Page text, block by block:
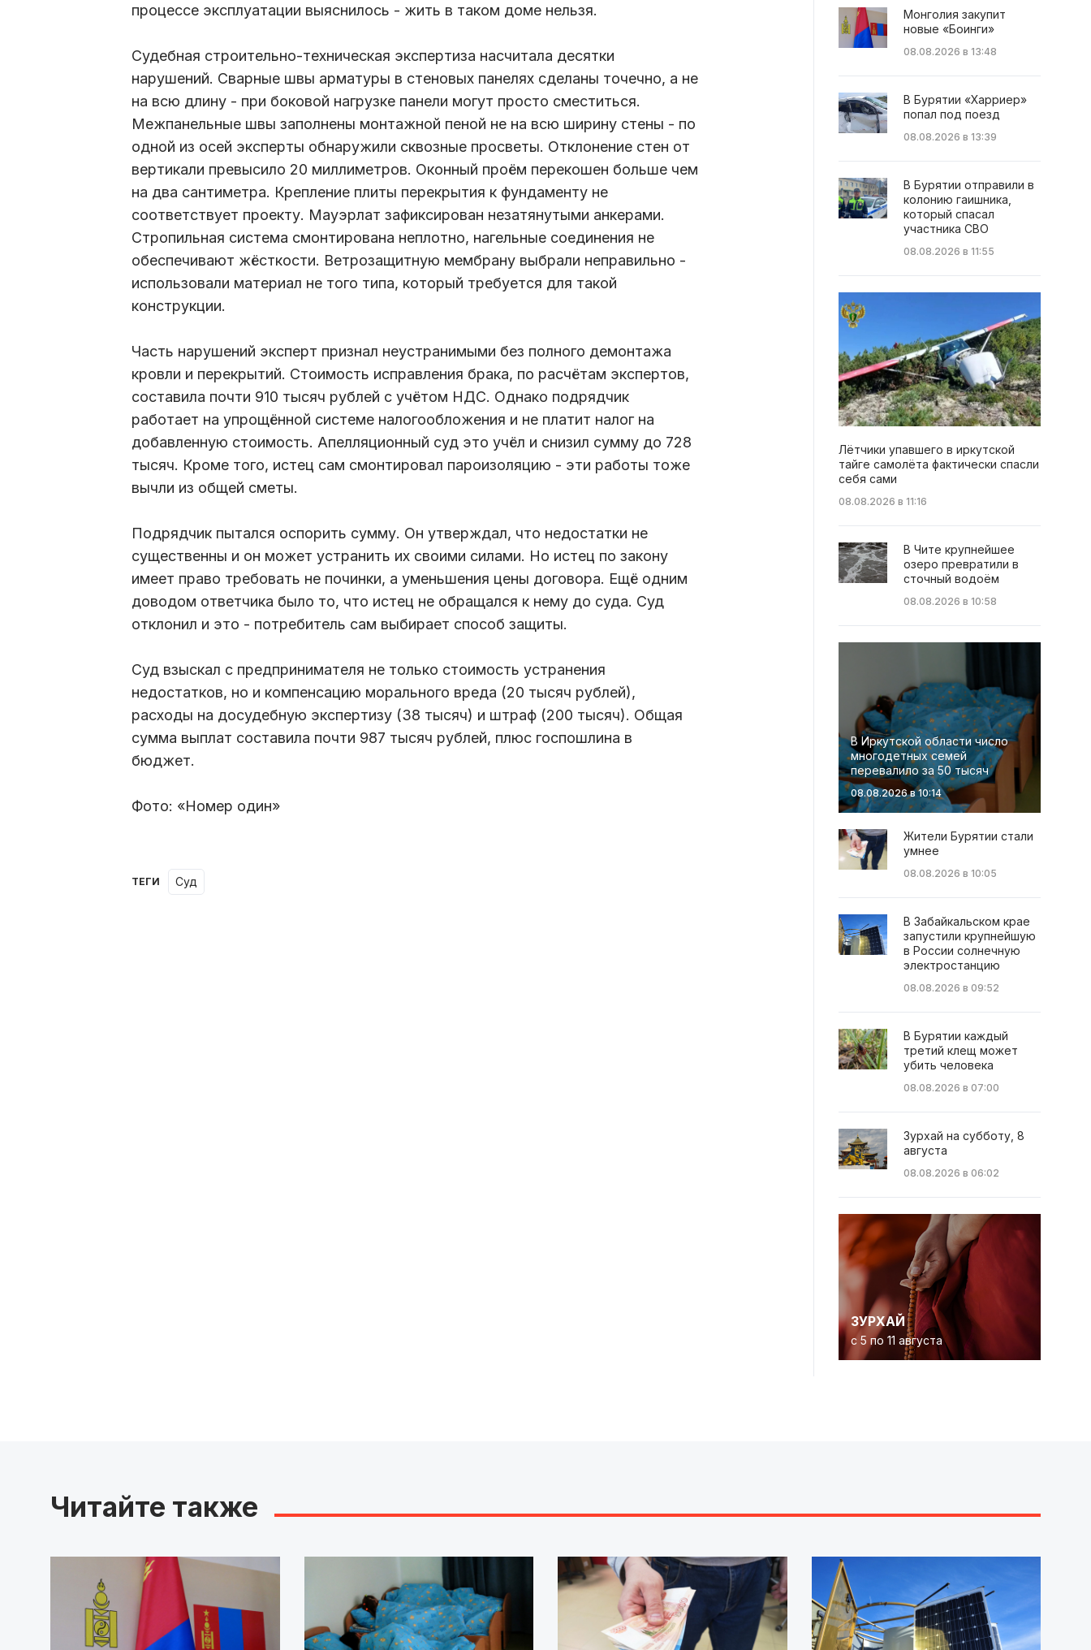
процессе эксплуатации выяснилось - жить в таком доме нельзя.
Судебная строительно-техническая экспертиза насчитала десятки
нарушений. Сварные швы арматуры в стеновых панелях сделаны точечно, а не
на всю длину - при боковой нагрузке панели могут просто сместиться.
Межпанельные швы заполнены монтажной пеной не на всю ширину стены - по
одной из осей эксперты обнаружили сквозные просветы. Отклонение стен от
вертикали превысило 20 миллиметров. Оконный проём перекошен больше чем
на два сантиметра. Крепление плиты перекрытия к фундаменту не
соответствует проекту. Мауэрлат зафиксирован незатянутыми анкерами.
Стропильная система смонтирована неплотно, нагельные соединения не
обеспечивают жёсткости. Ветрозащитную мембрану выбрали неправильно -
использовали материал не того типа, который требуется для такой
конструкции.
Часть нарушений эксперт признал неустранимыми без полного демонтажа
кровли и перекрытий. Стоимость исправления брака, по расчётам экспертов,
составила почти 910 тысяч рублей с учётом НДС. Однако подрядчик
работает на упрощённой системе налогообложения и не платит налог на
добавленную стоимость. Апелляционный суд это учёл и снизил сумму до 728
тысяч. Кроме того, истец сам смонтировал пароизоляцию - эти работы тоже
вычли из общей сметы.
Подрядчик пытался оспорить сумму. Он утверждал, что недостатки не
существенны и он может устранить их своими силами. Но истец по закону
имеет право требовать не починки, а уменьшения цены договора. Ещё одним
доводом ответчика было то, что истец не обращался к нему до суда. Суд
отклонил и это - потребитель сам выбирает способ защиты.
Суд взыскал с предпринимателя не только стоимость устранения
недостатков, но и компенсацию морального вреда (20 тысяч рублей),
расходы на досудебную экспертизу (38 тысяч) и штраф (200 тысяч). Общая
сумма выплат составила почти 987 тысяч рублей, плюс госпошлина в
бюджет.
Фото: «Номер один»
ТЕГИ суд
Монголия закупит
новые «Боинги»
08.08.2026 в 13:48
В Бурятии «Харриер»
попал под поезд
08.08.2026 в 13:39
В Бурятии отправили в
колонию гаишника,
который спасал
участника СВО
08.08.2026 в 11:55
Лётчики упавшего в иркутской
тайге самолёта фактически спасли
себя сами
08.08.2026 в 11:16
В Чите крупнейшее
озеро превратили в
сточный водоём
08.08.2026 в 10:58
В Иркутской области число
многодетных семей
перевалило за 50 тысяч
08.08.2026 в 10:14
Жители Бурятии стали
умнее
08.08.2026 в 10:05
В Забайкальском крае
запустили крупнейшую
в России солнечную
электростанцию
08.08.2026 в 09:52
В Бурятии каждый
третий клещ может
убить человека
08.08.2026 в 07:00
Зурхай на субботу, 8
августа
08.08.2026 в 06:02
ЗУРХАЙ
с 5 по 11 августа
Читайте также